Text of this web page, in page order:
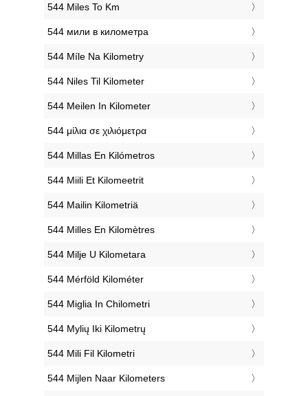
‎544 Miles To Km
‎544 мили в километра
‎544 Míle Na Kilometry
‎544 Niles Til Kilometer
‎544 Meilen In Kilometer
‎544 μίλια σε χιλιόμετρα
‎544 Millas En Kilómetros
‎544 Miili Et Kilomeetrit
‎544 Mailin Kilometriä
‎544 Milles En Kilomètres
‎544 Milje U Kilometara
‎544 Mérföld Kilométer
‎544 Miglia In Chilometri
‎544 Mylių Iki Kilometrų
‎544 Mili Fil Kilometri
‎544 Mijlen Naar Kilometers